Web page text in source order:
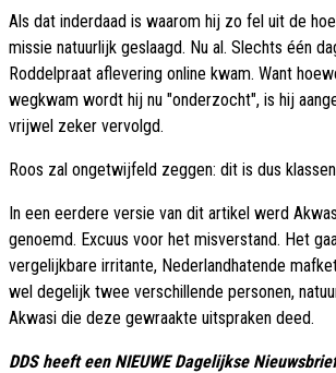
Als dat inderdaad is waarom hij zo fel uit de
missie natuurlijk geslaagd. Nu al. Slechts één
Roddelpraat aflevering online kwam. Want
wegkwam wordt hij nu "onderzocht", is hij
vrijwel zeker vervolgd.
Roos zal ongetwijfeld zeggen: dit is dus
In een eerdere versie van dit artikel werd
genoemd. Excuus voor het misverstand. Het
vergelijkbare irritante, Nederlandhatende
wel degelijk twee verschillende personen,
Akwasi die deze gewraakte uitspraken deed.
DDS heeft een NIEUWE Dagelijkse